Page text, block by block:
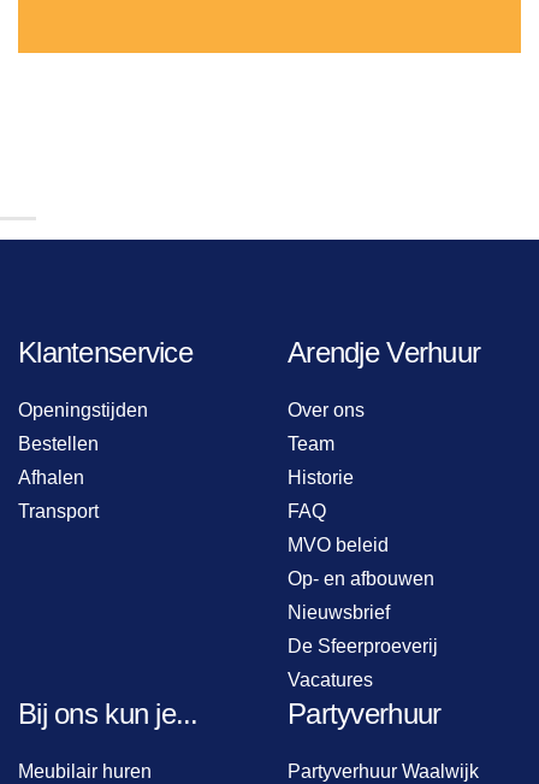
Klantenservice
Openingstijden
Bestellen
Afhalen
Transport
Arendje Verhuur
Over ons
Team
Historie
FAQ
MVO beleid
Op- en afbouwen
Nieuwsbrief
De Sfeerproeverij
Vacatures
Bij ons kun je...
Meubilair huren
Partyverhuur
Partyverhuur Waalwijk